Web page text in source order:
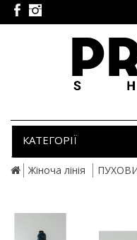
КАТЕГОРІЇ
Жіноча лінія